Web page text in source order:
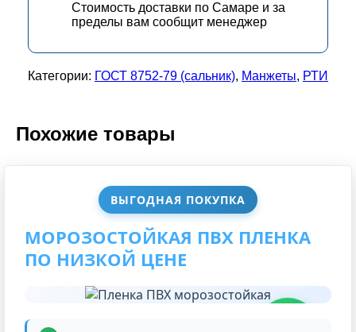
ВЫГОДНАЯ ПОКУПКА
МОРОЗОСТОЙКАЯ ПВХ ПЛЕНКА
ПО НИЗКОЙ ЦЕНЕ
Стоимость доставки по Самаре и за
пределы вам сообщит менеджер
Категории: ГОСТ 8752-79 (сальник), Манжеты, РТИ
Похожие товары